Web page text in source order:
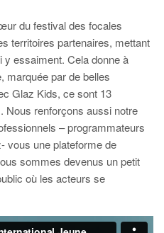
du festival des focales
territoires partenaires, mettant
y essaiment. Cela donne à
marquée par de belles
Glaz Kids, ce sont 13
Nous renforçons aussi notre
– programmateurs
vous une plateforme de
sommes devenus un petit
où les acteurs se